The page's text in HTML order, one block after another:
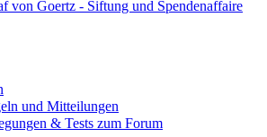
Goertz - Siftung und Spendenaffaire
und Mitteilungen
& Tests zum Forum